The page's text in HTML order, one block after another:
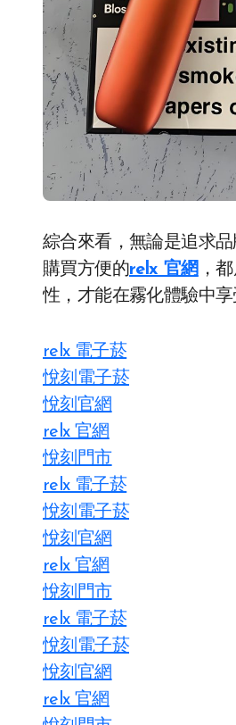
綜合來看，無論是追求
購買方便的relx 官網 ，
性，才能在霧化體驗中享
relx 電子菸
悅刻電子菸
悅刻官網
relx 官網
悅刻門市
relx 電子菸
悅刻電子菸
悅刻官網
relx 官網
悅刻門市
relx 電子菸
悅刻電子菸
悅刻官網
relx 官網